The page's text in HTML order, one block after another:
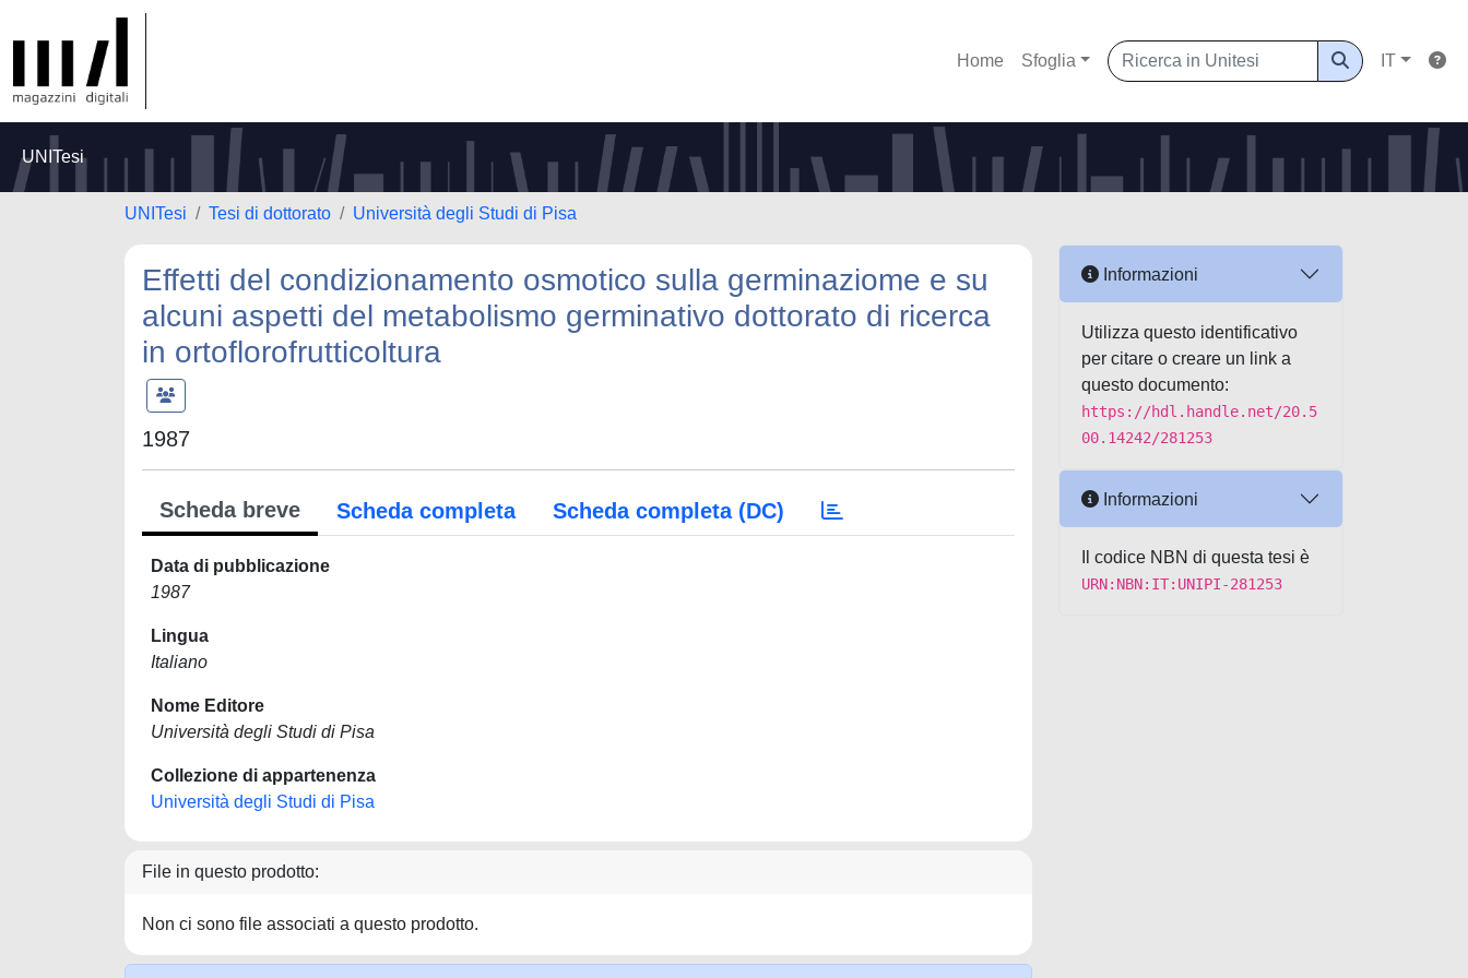
Home Sfoglia IT
UNITesi
UNITesi Tesi di dottorato Università degli Studi di Pisa
Effetti del condizionamento osmotico sulla germinaziome e su
alcuni aspetti del metabolismo germinativo dottorato di ricerca
in ortoflorofrutticoltura
1987
Scheda breve Scheda completa Scheda completa (DC)
Data di pubblicazione
1987
Lingua
Italiano
Nome Editore
Università degli Studi di Pisa
Collezione di appartenenza
Università degli Studi di Pisa
File in questo prodotto:
Non ci sono file associati a questo prodotto.
Informazioni
Utilizza questo identificativo
per citare o creare un link a
questo documento:
https://hdl.handle.net/20.5
00.14242/281253
Informazioni
Il codice NBN di questa tesi è
URN:NBN:IT:UNIPI-281253